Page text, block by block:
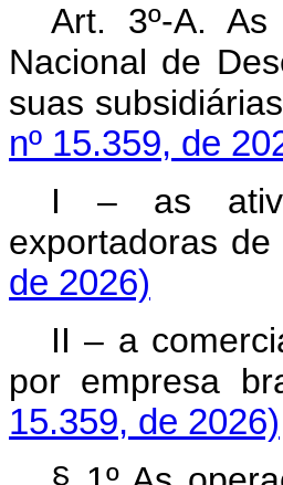
Art. 3º-A.
Nacional de
suas
nº 15.359, de
I – as
exportadoras
de 2026)
II – a
por empresa
15.359, de 2026)